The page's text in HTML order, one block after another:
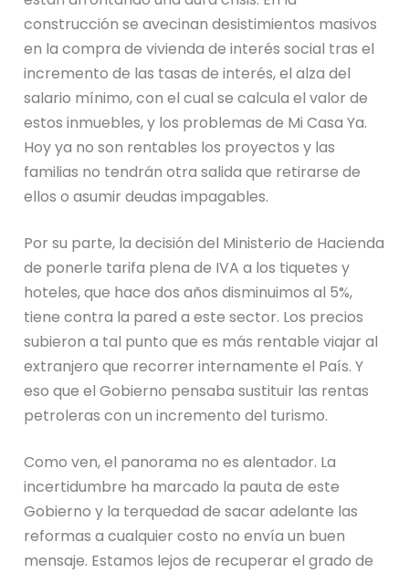
construcción se avecinan desistimientos masivos
en la compra de vivienda de interés social tras el
incremento de las tasas de interés, el alza del
salario mínimo, con el cual se calcula el valor de
estos inmuebles, y los problemas de Mi Casa Ya.
Hoy ya no son rentables los proyectos y las
familias no tendrán otra salida que retirarse de
ellos o asumir deudas impagables.
Por su parte, la decisión del Ministerio de Hacienda
de ponerle tarifa plena de IVA a los tiquetes y
hoteles, que hace dos años disminuimos al 5%,
tiene contra la pared a este sector. Los precios
subieron a tal punto que es más rentable viajar al
extranjero que recorrer internamente el País. Y
eso que el Gobierno pensaba sustituir las rentas
petroleras con un incremento del turismo.
Como ven, el panorama no es alentador. La
incertidumbre ha marcado la pauta de este
Gobierno y la terquedad de sacar adelante las
reformas a cualquier costo no envía un buen
mensaje. Estamos lejos de recuperar el grado de